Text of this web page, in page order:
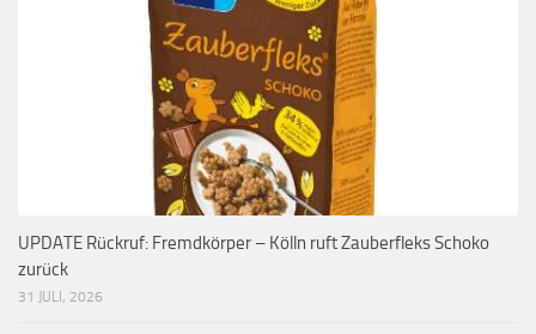
UPDATE Rückruf: Fremdkörper – Kölln ruft Zauberfleks Schoko
zurück
31 JULI, 2026